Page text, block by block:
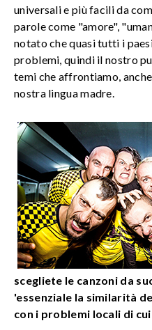
universali e più facili da
parole come "amore",
notato che quasi tutti i
problemi, quindi il nostro
temi che affrontiamo,
nostra lingua madre.
scegliete le canzoni da
'essenziale la similarità
con i problemi locali di